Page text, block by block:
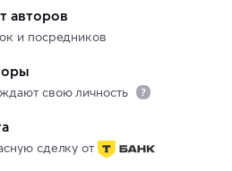
авторов
и посредников
свою личность
сделку от